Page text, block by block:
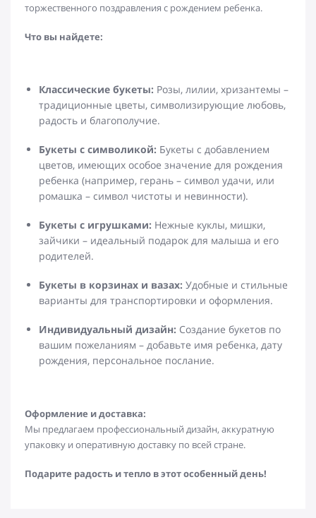
торжественного поздравления с рождением ребенка.
Что вы найдете:
Классические букеты: Розы, лилии, хризантемы –
традиционные цветы, символизирующие любовь,
радость и благополучие.
Букеты с символикой: Букеты с добавлением
цветов, имеющих особое значение для рождения
ребенка (например, герань – символ удачи, или
ромашка – символ чистоты и невинности).
Букеты с игрушками: Нежные куклы, мишки,
зайчики – идеальный подарок для малыша и его
родителей.
Букеты в корзинах и вазах: Удобные и стильные
варианты для транспортировки и оформления.
Индивидуальный дизайн: Создание букетов по
вашим пожеланиям – добавьте имя ребенка, дату
рождения, персональное послание.
Оформление и доставка:
Мы предлагаем профессиональный дизайн, аккуратную
упаковку и оперативную доставку по всей стране.
Подарите радость и тепло в этот особенный день!